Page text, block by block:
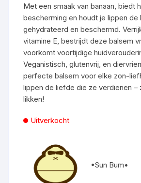
Met een smaak van banaan, biedt
bescherming en houdt je lippen de
gehydrateerd en beschermd.
vitamine E, bestrijdt deze balsem
voorkomt voortijdige
Veganistisch, glutenvrij, en
perfecte balsem voor elke zon-
lippen de liefde die ze verdienen –
likken!
Uitverkocht
•Sun Bum•